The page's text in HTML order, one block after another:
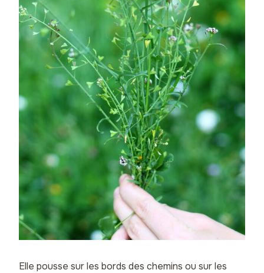
Elle pousse sur les bords des chemins ou sur les